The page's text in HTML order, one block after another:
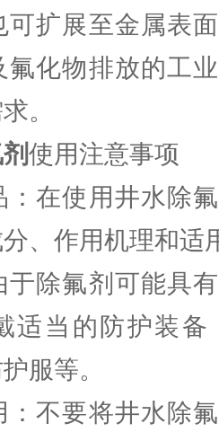
可扩展至金属表
氟化物排放的工
。
使用注意事项
：在使用井水除
、作用机理和适
于除氟剂可能具
适当的防护装备
服等。
：不要将井水除